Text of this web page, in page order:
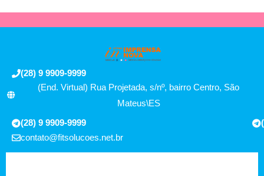
(28) 9 9909-9999
(End. Virtual) Rua Projetada, s/nº, bairro Centro, São
Mateus\ES
(28) 9 9909-9999
contato@fitsolucoes.net.br